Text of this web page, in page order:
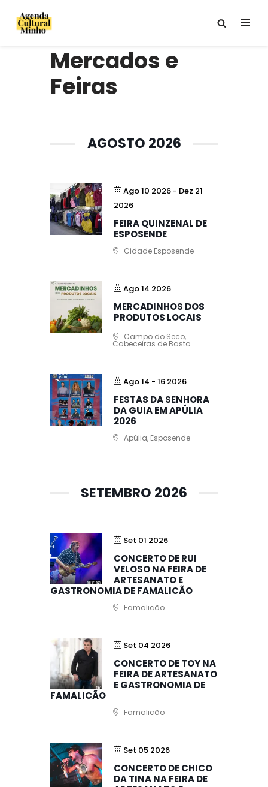
Avançar
Mercados e
Feiras
AGOSTO 2026
Ago 10 2026 - Dez 21
2026
FEIRA QUINZENAL DE
ESPOSENDE
Cidade Esposende
Ago 14 2026
MERCADINHOS DOS
PRODUTOS LOCAIS
Campo do Seco,
Cabeceiras de Basto
Ago 14 - 16 2026
FESTAS DA SENHORA
DA GUIA EM APÚLIA
2026
Apúlia, Esposende
SETEMBRO 2026
Set 01 2026
CONCERTO DE RUI
VELOSO NA FEIRA DE
ARTESANATO E
GASTRONOMIA DE FAMALICÃO
Famalicão
Set 04 2026
CONCERTO DE TOY NA
FEIRA DE ARTESANATO
E GASTRONOMIA DE
FAMALICÃO
Famalicão
Set 05 2026
CONCERTO DE CHICO
DA TINA NA FEIRA DE